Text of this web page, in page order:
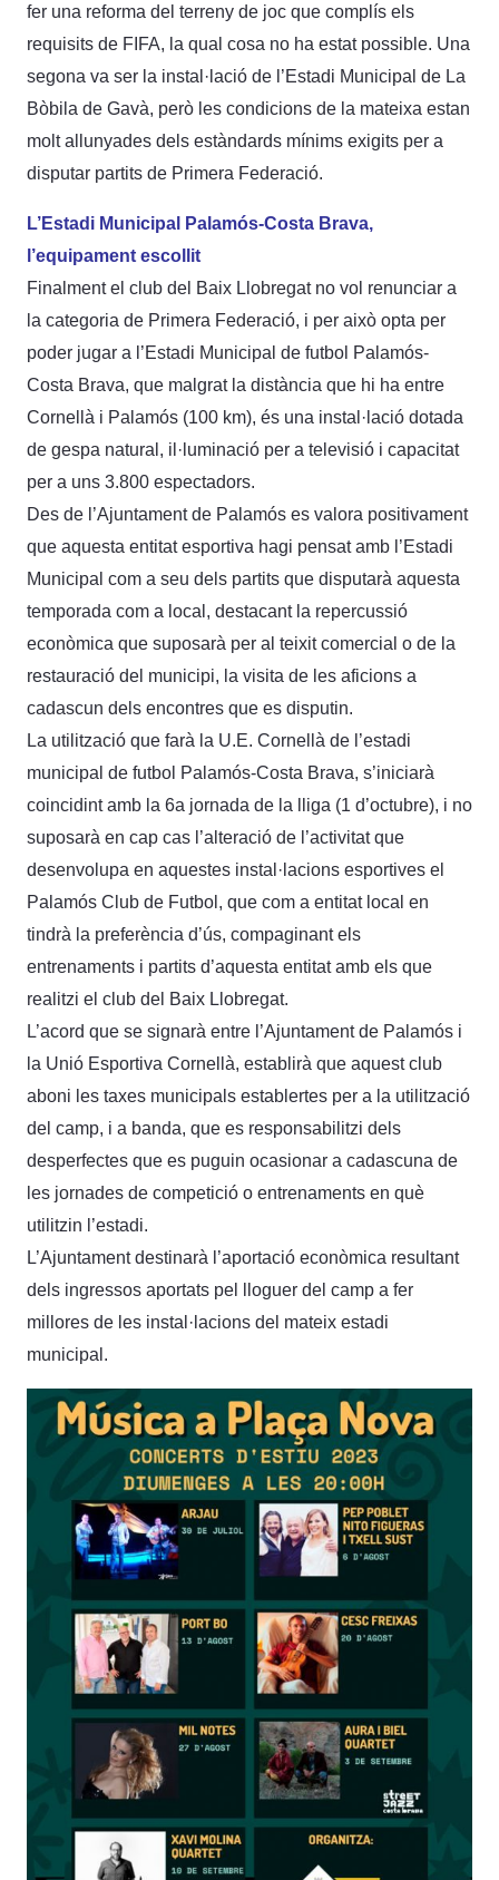
fer una reforma del terreny de joc que complís els
requisits de FIFA, la qual cosa no ha estat possible. Una
segona va ser la instal·lació de l’Estadi Municipal de La
Bòbila de Gavà, però les condicions de la mateixa estan
molt allunyades dels estàndards mínims exigits per a
disputar partits de Primera Federació.
L’Estadi Municipal Palamós-Costa Brava,
l’equipament escollit
Finalment el club del Baix Llobregat no vol renunciar a
la categoria de Primera Federació, i per això opta per
poder jugar a l’Estadi Municipal de futbol Palamós-
Costa Brava, que malgrat la distància que hi ha entre
Cornellà i Palamós (100 km), és una instal·lació dotada
de gespa natural, il·luminació per a televisió i capacitat
per a uns 3.800 espectadors.
Des de l’Ajuntament de Palamós es valora positivament
que aquesta entitat esportiva hagi pensat amb l’Estadi
Municipal com a seu dels partits que disputarà aquesta
temporada com a local, destacant la repercussió
econòmica que suposarà per al teixit comercial o de la
restauració del municipi, la visita de les aficions a
cadascun dels encontres que es disputin.
La utilització que farà la U.E. Cornellà de l’estadi
municipal de futbol Palamós-Costa Brava, s’iniciarà
coincidint amb la 6a jornada de la lliga (1 d’octubre), i no
suposarà en cap cas l’alteració de l’activitat que
desenvolupa en aquestes instal·lacions esportives el
Palamós Club de Futbol, que com a entitat local en
tindrà la preferència d’ús, compaginant els
entrenaments i partits d’aquesta entitat amb els que
realitzi el club del Baix Llobregat.
L’acord que se signarà entre l’Ajuntament de Palamós i
la Unió Esportiva Cornellà, establirà que aquest club
aboni les taxes municipals establertes per a la utilització
del camp, i a banda, que es responsabilitzi dels
desperfectes que es puguin ocasionar a cadascuna de
les jornades de competició o entrenaments en què
utilitzin l’estadi.
L’Ajuntament destinarà l’aportació econòmica resultant
dels ingressos aportats pel lloguer del camp a fer
millores de les instal·lacions del mateix estadi
municipal.